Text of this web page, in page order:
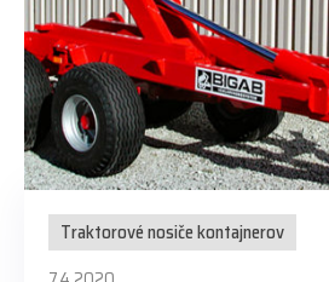
Traktorové nosiče kontajnerov